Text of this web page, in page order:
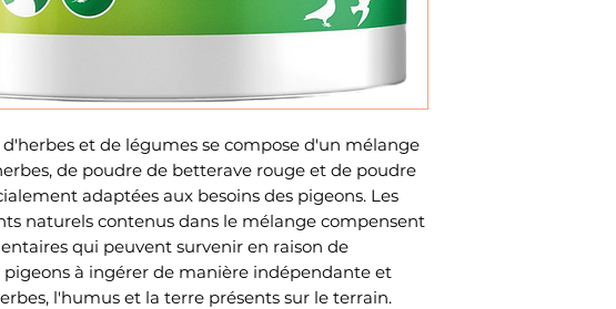
et de légumes se compose d'un mélange
de poudre de betterave rouge et de poudre
adaptées aux besoins des pigeons. Les
naturels contenus dans le mélange compensent
qui peuvent survenir en raison de
pigeons à ingérer de manière indépendante et
l'humus et la terre présents sur le terrain.